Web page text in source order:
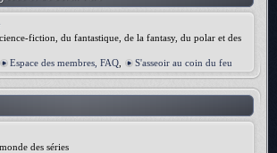
fiction, du fantastique, de la fantasy, du polar et des
Espace des membres, FAQ S'asseoir au coin du feu
des séries